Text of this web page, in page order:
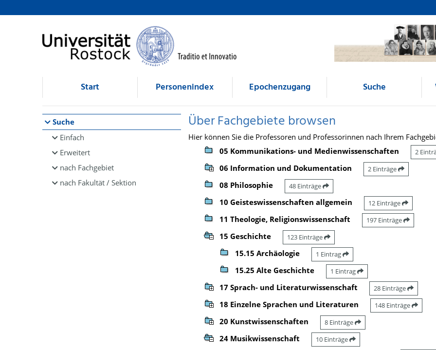
Browsen
direkt zum Inhalt
Start Personenindex Epochenzugang Suche
Suche
Einfach
Erweitert
nach Fachgebiet
nach Fakultät / Sektion
Über Fachgebiete browsen
Hier können Sie die Professoren und Professorinnen nach Ihrem
05 Kommunikations- und Medienwissenschaften
2
06 Information und Dokumentation 2 Einträge
08 Philosophie 48 Einträge
10 Geisteswissenschaften allgemein 12 Einträge
11 Theologie, Religionswissenschaft 197 Einträge
15 Geschichte 123 Einträge
15.15 Archäologie 1 Eintrag
15.25 Alte Geschichte 1 Eintrag
17 Sprach- und Literaturwissenschaft 28 Einträge
18 Einzelne Sprachen und Literaturen 148 Einträge
20 Kunstwissenschaften 8 Einträge
24 Musikwissenschaft 10 Einträge